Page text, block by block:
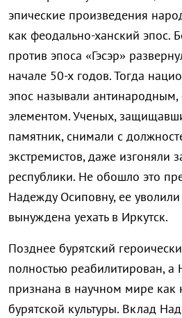
эпические произведения
как феодально-ханский эпос.
против эпоса «Гэсэр»
начале 50-х годов. Тогда
эпос называли
элементом. Ученых,
памятник, снимали с
экстремистов, даже изгоняли
республики. Не обошло это
Надежду Осиповну, ее
вынуждена уехать в Иркутск.
Позднее бурятский
полностью реабилитирован,
признана в научном мире как
бурятской культуры. Вклад